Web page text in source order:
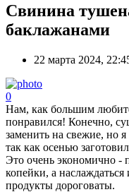
Свинина
баклажанами
22 марта 2024,
0
Нам, как большим
понравился! Конечно,
заменить на свежие, но
так как осенью
Это очень экономично -
копейки, а
продукты дороговаты.